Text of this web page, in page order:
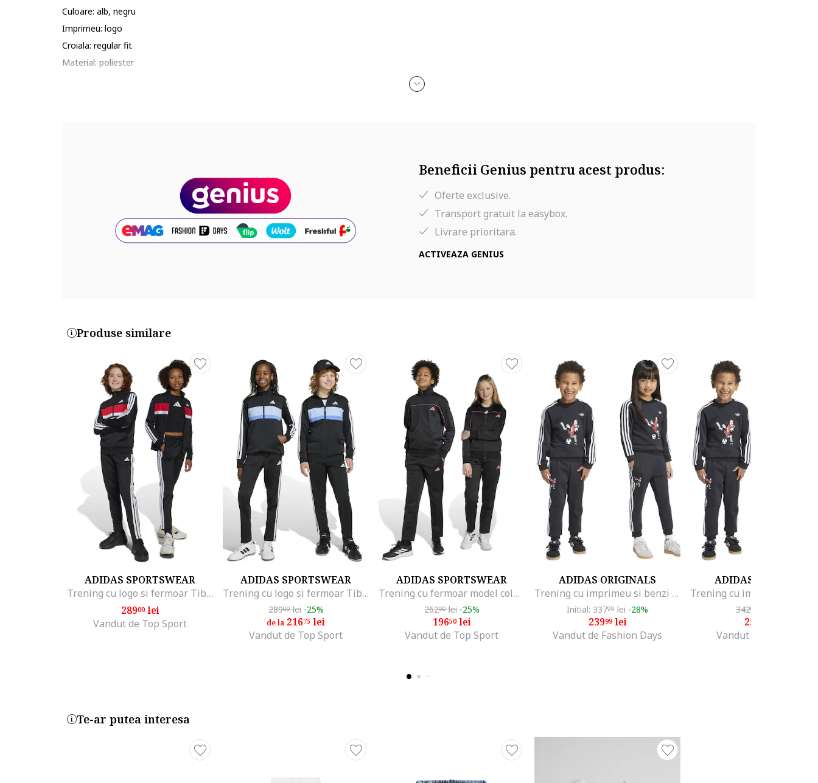
Culoare: alb, negru
Imprimeu: logo
Croiala: regular fit
Material: poliester
Beneficii Genius pentru acest produs:
Oferte exclusive.
Transport gratuit la easybox.
Livrare prioritara.
ACTIVEAZA GENIUS
Produse similare
ADIDAS SPORTSWEAR
Trening cu logo si fermoar Tiberio, Alb/Negru
28900lei
Vandut de Top Sport
ADIDAS SPORTSWEAR
Trening cu logo si fermoar Tiberio, Alb/Negru/Albastru
28900lei -25%
de la 21675 lei
Vandut de Top Sport
ADIDAS SPORTSWEAR
Trening cu fermoar model colorblock, Negru/Roz
26200lei -25%
19650lei
Vandut de Top Sport
ADIDAS ORIGINALS
Trening cu imprimeu si benzi contrastante Disney, Alb/Coral/Gri antracit
Initial: 33799 lei -28%
23999lei
Vandut de Fashion Days
ADIDAS ORIGINALS
34200
256
Vandut de Top Sport
Te-ar putea interesa